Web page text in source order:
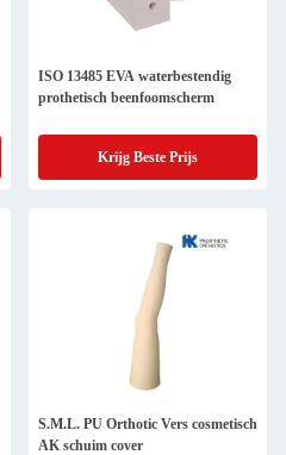
ISO 13485 EVA waterbestendig
prothetisch beenfoomscherm
Krijg Beste Prijs
S.M.L. PU Orthotic Vers cosmetisch
AK schuim cover